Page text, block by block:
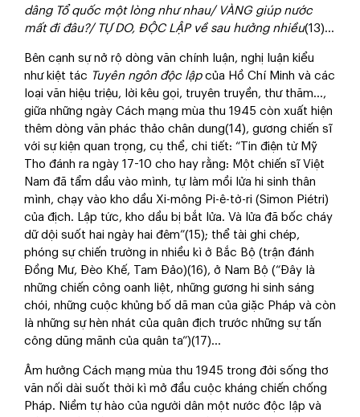
dâng Tổ quốc một lòng như nhau/ VÀNG giúp nước
mất đi đâu?/ TỰ DO, ĐỘC LẬP về sau hưởng nhiều(13)...
Bên cạnh sự nở rộ dòng văn chính luận, nghị luận kiểu
như kiệt tác Tuyên ngôn độc lậpcủa Hồ Chí Minh và các
loại văn hiệu triệu, lời kêu gọi, truyên truyền, thư thăm…,
giữa những ngày Cách mạng mùa thu 1945 còn xuất hiện
thêm dòng văn phác thảo chân dung(14), gương chiến sĩ
với sự kiện quan trọng, cụ thể, chi tiết: “Tin điện từ Mỹ
Tho đánh ra ngày 17-10 cho hay rằng: Một chiến sĩ Việt
Nam đã tẩm dầu vào mình, tự làm mồi lửa hi sinh thân
mình, chạy vào kho dầu Xi-mông Pi-ê-tờ-ri (Simon Piétri)
của địch. Lập tức, kho dầu bị bắt lửa. Và lửa đã bốc cháy
dữ dội suốt hai ngày hai đêm”(15); thể tài ghi chép,
phóng sự chiến trường in nhiều kì ở Bắc Bộ (trận đánh
Đồng Mư, Đèo Khế, Tam Đảo)(16), ở Nam Bộ (“Đây là
những chiến công oanh liệt, những gương hi sinh sáng
chói, những cuộc khủng bố dã man của giặc Pháp và còn
là những sự hèn nhát của quân địch trước những sự tấn
công dũng mãnh của quân ta”)(17)…
Âm hưởng Cách mạng mùa thu 1945 trong đời sống thơ
văn nối dài suốt thời kì mở đầu cuộc kháng chiến chống
Pháp. Niềm tự hào của người dân một nước độc lập và